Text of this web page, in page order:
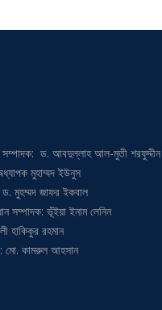
সম্পাদক: ড. আবদুল্লাহ আল-মুতী শরফুদ্দীন
মুহাম্মদ ইউনুস
ড. মুহম্মদ জাফর ইকবাল
সম্পাদক: ভূঁইয়া ইনাম লেনিন
হাকিকুর রহমান
মো. কামরুল আহসান